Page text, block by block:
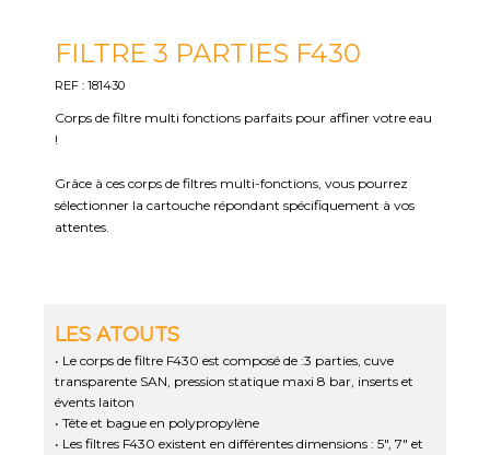
FILTRE 3 PARTIES F430
REF : 181430
Corps de filtre multi fonctions parfaits pour affiner votre eau
!
Grâce à ces corps de filtres multi-fonctions, vous pourrez
sélectionner la cartouche répondant spécifiquement à vos
attentes.
LES ATOUTS
• Le corps de filtre F430 est composé de :3 parties, cuve
transparente SAN, pression statique maxi 8 bar, inserts et
évents laiton
• Tête et bague en polypropylène
• Les filtres F430 existent en différentes dimensions : 5", 7" et